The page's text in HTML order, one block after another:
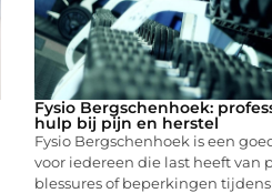
Fysio Bergschenhoek:
hulp bij pijn en herstel
Fysio Bergschenhoek is een
voor iedereen die last heeft van
blessures of beperkingen